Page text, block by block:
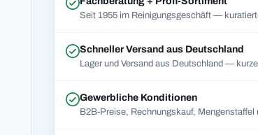
Seit 1955 im Reinigungsgeschäft —
Schneller Versand aus Deutschland
Lager und Versand aus Deutschland —
Gewerbliche Konditionen
B2B-Preise, Rechnungskauf,